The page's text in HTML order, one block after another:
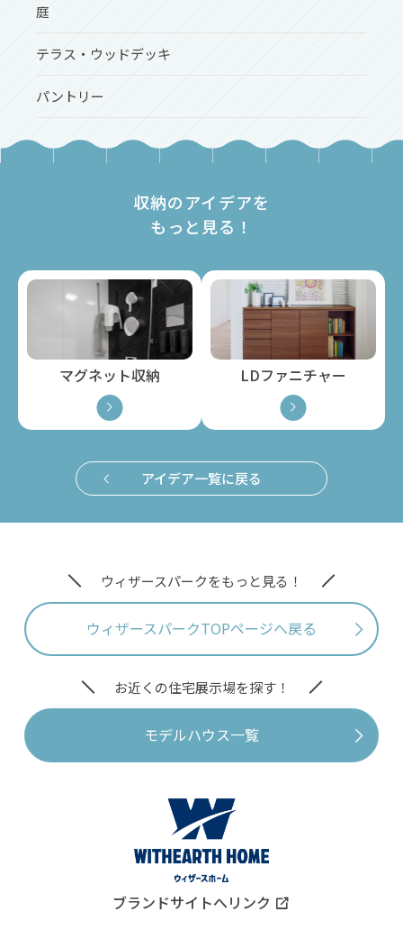
庭
テラス・ウッドデッキ
パントリー
収納のアイデアを
もっと見る！
マグネット収納 LDファニチャー
アイデア一覧に戻る
ウィザースパークをもっと見る！
ウィザースパークTOPページへ戻る
お近くの住宅展示場を探す！
モデルハウス一覧
ブランドサイトへリンク